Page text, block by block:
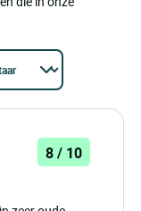
8 / 10